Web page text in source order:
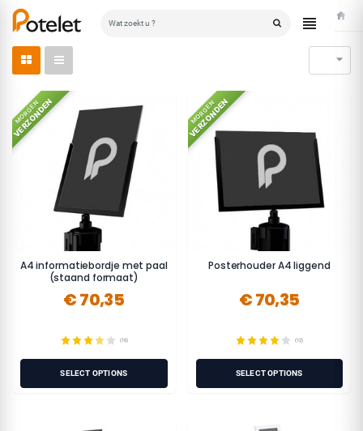
Home

MORGEN
VERZONDEN
A4 informatiebordje met paal
(staand formaat)
€ 70,35
(10)
SELECT OPTIONS
MORGEN
VERZONDEN
Posterhouder A4 liggend
€ 70,35
(12)
SELECT OPTIONS